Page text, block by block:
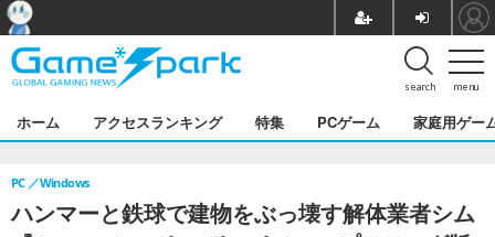
menu
search
ホーム アクセスランキング 特集 PCゲーム 家庭用ゲー
ハンマーと鉄球で建物をぶっ壊す解体業者シム
PC Windows